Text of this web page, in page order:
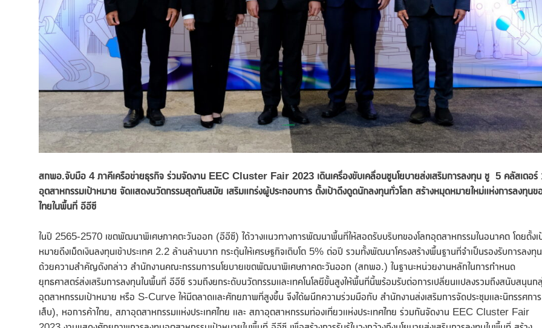
สกพอ.จับมือ 4 ภาคีเครือข่ายธุรกิจ ร่วมจัดงาน EEC Cluster Fair 2023 เดินเครื่องขับเคลื่อนชูนโยบายส่งเสริมการลงทุน ชู 5 คลัสเตอร์
อุตสาหกรรมเป้าหมาย จัดแสดงนวัตกรรมสุดทันสมัย เสริมแกร่งผู้ประกอบการ ตั้งเป้าดึงดูดนักลงทุนทั่วโลก สร้างหมุดหมายใหม่แห่งการลงทุนข
ไทยในพื้นที่ อีอีซี
ในปี 2565-2570 เขตพัฒนาพิเศษภาคตะวันออก (อีอีซี) ได้วางแนวทางการพัฒนาพื้นที่ให้สอดรับบริบทของโลกอุตสาหกรรมในอนาคต โดยตั้งเ
หมายดึงเม็ดเงินลงทุนเข้าประเทศ 2.2 ล้านล้านบาท กระตุ้นให้เศรษฐกิจเติบโต 5% ต่อปี รวมทั้งพัฒนาโครงสร้างพื้นฐานที่จำเป็นรองรับการลงทุน
ด้วยความสำคัญดังกล่าว สำนักงานคณะกรรมการนโยบายเขตพัฒนาพิเศษภาคตะวันออก (สกพอ.) ในฐานะหน่วยงานหลักในการกำหนด
ยุทธศาสตร์ส่งเสริมการลงทุนในพื้นที่ อีอีซี รวมถึงยกระดับนวัตกรรมและเทคโนโลยีขั้นสูงให้พื้นที่นี้พร้อมรับต่อการเปลี่ยนแปลงรวมถึงสนับสนุนก
อุตสาหกรรมเป้าหมาย หรือ S-Curve ให้มีตลาดและศักยภาพที่สูงขึ้น จึงได้ผนึกความร่วมมือกับ สำนักงานส่งเสริมการจัดประชุมและนิทรรศกา
เส็บ), หอการค้าไทย, สภาอุตสาหกรรมแห่งประเทศไทย และ สภาอุตสาหกรรมท่องเที่ยวแห่งประเทศไทย ร่วมกันจัดงาน EEC Cluster Fair